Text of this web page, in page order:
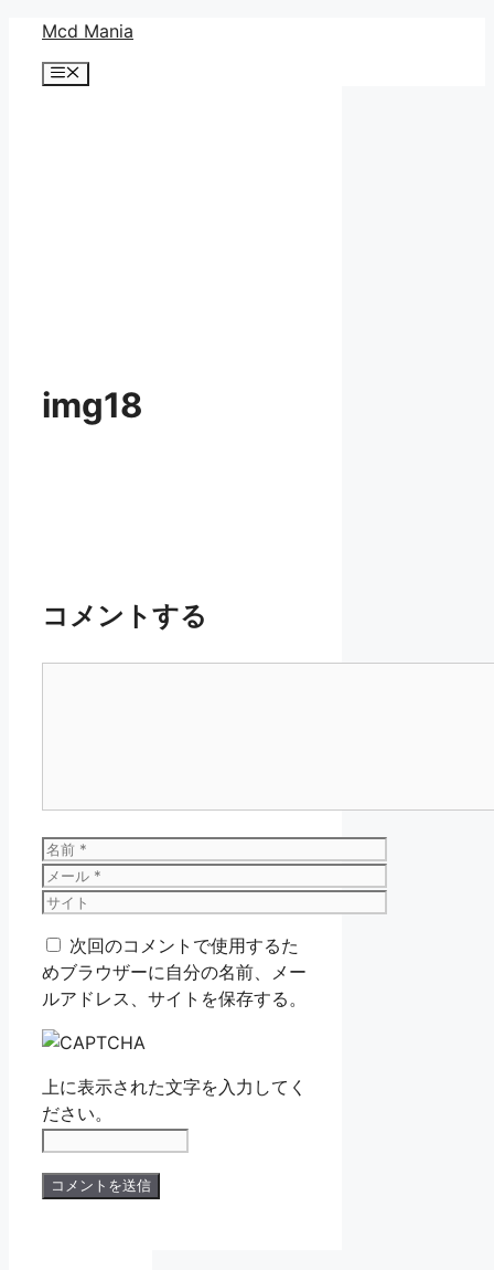
Mcd Mania
メ
img18
コメントする
名
前
メ
ー
サ
ト 次回のコメントで使用するた
めブラウザーに自分の名前、メー
ルアドレス、サイトを保存する。
上に表示された文字を入力してく
ださい。